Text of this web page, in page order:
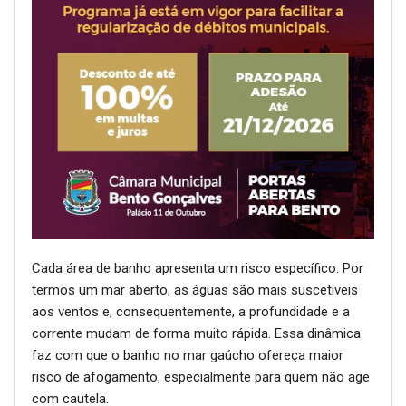
Cada área de banho apresenta um risco específico. Por
termos um mar aberto, as águas são mais suscetíveis
aos ventos e, consequentemente, a profundidade e a
corrente mudam de forma muito rápida. Essa dinâmica
faz com que o banho no mar gaúcho ofereça maior
risco de afogamento, especialmente para quem não age
com cautela.